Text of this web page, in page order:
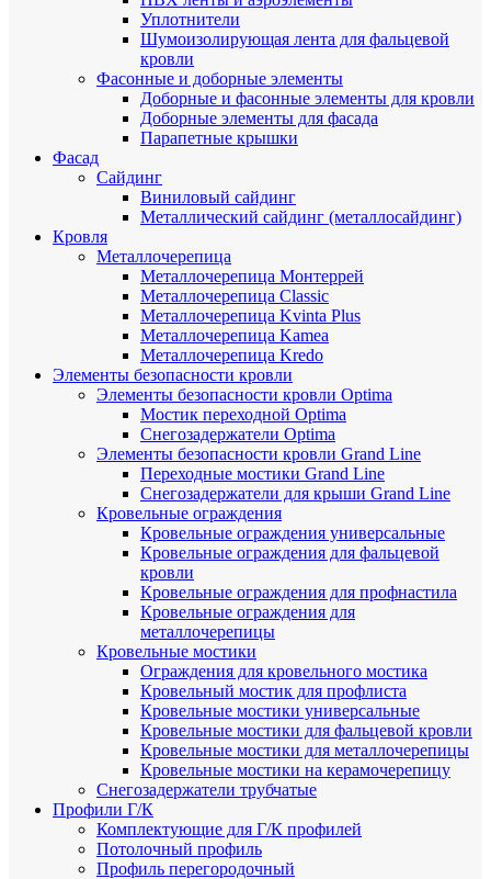
Уплотнители
Шумоизолирующая лента для фальцевой
кровли
Фасонные и доборные элементы
Доборные и фасонные элементы для кровли
Доборные элементы для фасада
Парапетные крышки
Фасад
Сайдинг
Виниловый сайдинг
Металлический сайдинг (металлосайдинг)
Кровля
Металлочерепица
Металлочерепица Монтеррей
Металлочерепица Classic
Металлочерепица Kvinta Plus
Металлочерепица Kamea
Металлочерепица Kredo
Элементы безопасности кровли
Элементы безопасности кровли Optima
Мостик переходной Optima
Снегозадержатели Optima
Элементы безопасности кровли Grand Line
Переходные мостики Grand Line
Снегозадержатели для крыши Grand Line
Кровельные ограждения
Кровельные ограждения универсальные
Кровельные ограждения для фальцевой
кровли
Кровельные ограждения для профнастила
Кровельные ограждения для
металлочерепицы
Кровельные мостики
Ограждения для кровельного мостика
Кровельный мостик для профлиста
Кровельные мостики универсальные
Кровельные мостики для фальцевой кровли
Кровельные мостики для металлочерепицы
Кровельные мостики на керамочерепицу
Снегозадержатели трубчатые
Профили Г/К
Комплектующие для Г/К профилей
Потолочный профиль
Профиль перегородочный